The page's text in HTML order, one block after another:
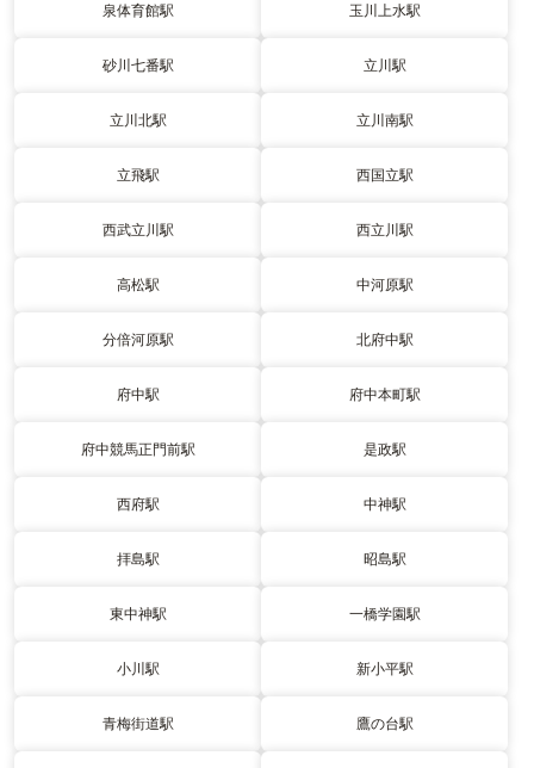
泉体育館駅 玉川上水駅
砂川七番駅 立川駅
立川北駅 立川南駅
立飛駅 西国立駅
西武立川駅 西立川駅
高松駅 中河原駅
分倍河原駅 北府中駅
府中駅 府中本町駅
府中競馬正門前駅 是政駅
西府駅 中神駅
拝島駅 昭島駅
東中神駅 一橋学園駅
小川駅 新小平駅
青梅街道駅 鷹の台駅